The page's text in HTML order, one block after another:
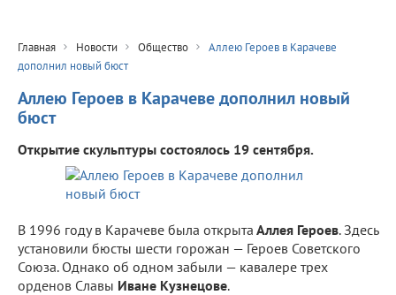
Главная Новости Общество
Аллею Героев в Карачеве
дополнил новый бюст
Аллею Героев в Карачеве дополнил новый
бюст
Открытие скульптуры состоялось 19 сентября.
В 1996 году в Карачеве была открыта Аллея Героев. Здесь
установили бюсты шести горожан — Героев Советского
Союза. Однако об одном забыли — кавалере трех
орденов Славы Иване Кузнецове.